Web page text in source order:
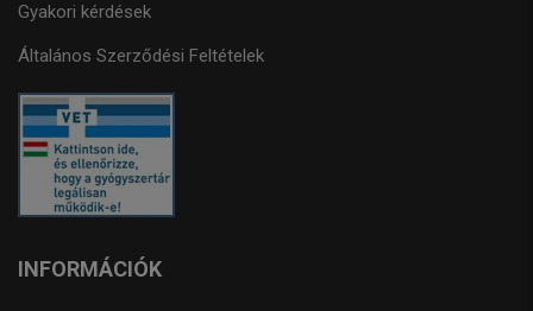
Gyakori kérdések
Általános Szerződési Feltételek
INFORMÁCIÓK